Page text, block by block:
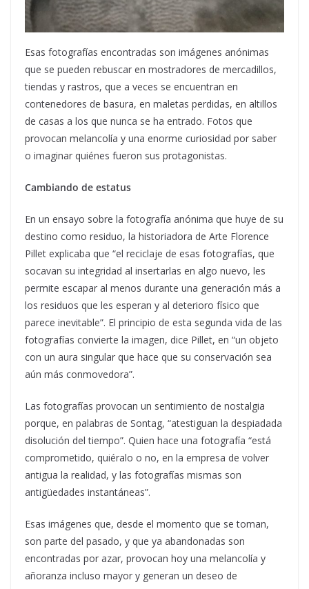
Esas fotografías encontradas son imágenes anónimas
que se pueden rebuscar en mostradores de mercadillos,
tiendas y rastros, que a veces se encuentran en
contenedores de basura, en maletas perdidas, en altillos
de casas a los que nunca se ha entrado. Fotos que
provocan melancolía y una enorme curiosidad por saber
o imaginar quiénes fueron sus protagonistas.
Cambiando de estatus
En un ensayo sobre la fotografía anónima que huye de su
destino como residuo, la historiadora de Arte Florence
Pillet explicaba que “el reciclaje de esas fotografías, que
socavan su integridad al insertarlas en algo nuevo, les
permite escapar al menos durante una generación más a
los residuos que les esperan y al deterioro físico que
parece inevitable”. El principio de esta segunda vida de las
fotografías convierte la imagen, dice Pillet, en “un objeto
con un aura singular que hace que su conservación sea
aún más conmovedora”.
Las fotografías provocan un sentimiento de nostalgia
porque, en palabras de Sontag, “atestiguan la despiadada
disolución del tiempo”. Quien hace una fotografía “está
comprometido, quiéralo o no, en la empresa de volver
antigua la realidad, y las fotografías mismas son
antigüedades instantáneas”.
Esas imágenes que, desde el momento que se toman,
son parte del pasado, y que ya abandonadas son
encontradas por azar, provocan hoy una melancolía y
añoranza incluso mayor y generan un deseo de